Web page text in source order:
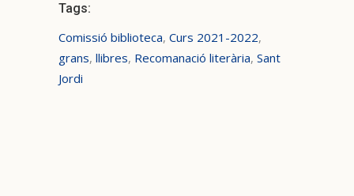
Tags:
Comissió biblioteca, Curs 2021-2022,
grans, llibres, Recomanació literària, Sant
Jordi